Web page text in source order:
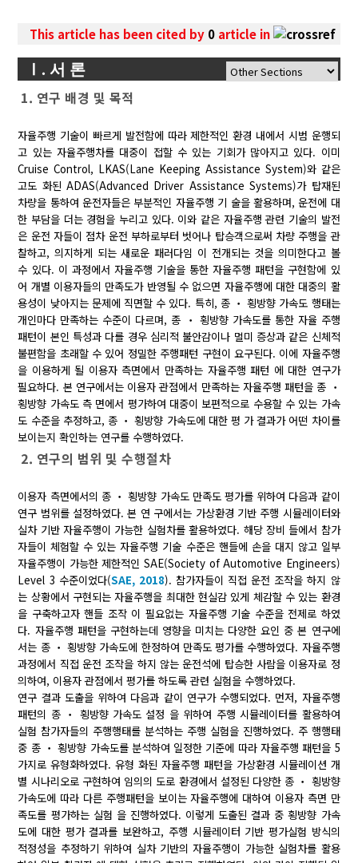
This article has been cited by 0 article in
Ⅰ. 서 론
1. 연구 배경 및 목적
자율주행 기술이 빠르게 발전함에 따라 제한적인 환경 내에서 시범 운행되
고 있는 자율주행차를 대중이 접할 수 있는 기회가 많아지고 있다. 이미
Cruise Control, LKAS(Lane Keeping Assistance System)와 같은
고도 화된 ADAS(Advanced Driver Assistance Systems)가 탑재된
차량을 통하여 운전자들은 부분적인 자율주행 기 술을 활용하며, 운전에 대
한 부담을 더는 경험을 누리고 있다. 이와 같은 자율주행 관련 기술의 발전
은 운전 자들이 점차 운전 부하로부터 벗어나 탑승객으로써 차량 주행을 관
찰하고, 의지하게 되는 새로운 패러다임 이 전개되는 것을 의미한다고 볼
수 있다. 이 과정에서 자율주행 기술을 통한 자율주행 패턴을 구현함에 있
어 개별 이용자들의 만족도가 반영될 수 없으면 자율주행에 대한 대중의 활
용성이 낮아지는 문제에 직면할 수 있다. 특히, 종 ‧ 횡방향 가속도 행태는
개인마다 만족하는 수준이 다르며, 종 ‧ 횡방향 가속도를 통한 자율 주행
패턴이 본인 특성과 다를 경우 심리적 불안감이나 멀미 증상과 같은 신체적
불편함을 초래할 수 있어 정밀한 주행패턴 구현이 요구된다. 이에 자율주행
을 이용하게 될 이용자 측면에서 만족하는 자율주행 패턴 에 대한 연구가
필요하다. 본 연구에서는 이용자 관점에서 만족하는 자율주행 패턴을 종 ‧
횡방향 가속도 측 면에서 평가하여 대중이 보편적으로 수용할 수 있는 가속
도 수준을 추정하고, 종 ‧ 횡방향 가속도에 대한 평 가 결과가 어떤 차이를
보이는지 확인하는 연구를 수행하였다.
2. 연구의 범위 및 수행절차
이용자 측면에서의 종 ‧ 횡방향 가속도 만족도 평가를 위하여 다음과 같이
연구 범위를 설정하였다. 본 연 구에서는 가상환경 기반 주행 시뮬레이터와
실차 기반 자율주행이 가능한 실험차를 활용하였다. 해당 장비 들에서 참가
자들이 체험할 수 있는 자율주행 기술 수준은 핸들에 손을 대지 않고 일부
자율주행이 가능한 제한적인 SAE(Society of Automotive Engineers)
Level 3 수준이었다(SAE, 2018). 참가자들이 직접 운전 조작을 하지 않
는 상황에서 구현되는 자율주행을 최대한 현실감 있게 체감할 수 있는 환경
을 구축하고자 핸들 조작 이 필요없는 자율주행 기술 수준을 전제로 하였
다. 자율주행 패턴을 구현하는데 영향을 미치는 다양한 요인 중 본 연구에
서는 종 ‧ 횡방향 가속도에 한정하여 만족도 평가를 수행하였다. 자율주행
과정에서 직접 운전 조작을 하지 않는 운전석에 탑승한 사람을 이용자로 정
의하여, 이용자 관점에서 평가를 하도록 관련 실험을 수행하였다.
연구 결과 도출을 위하여 다음과 같이 연구가 수행되었다. 먼저, 자율주행
패턴의 종 ‧ 횡방향 가속도 설정 을 위하여 주행 시뮬레이터를 활용하여
실험 참가자들의 주행행태를 분석하는 주행 실험을 진행하였다. 주 행행태
중 종 ‧ 횡방향 가속도를 분석하여 일정한 기준에 따라 자율주행 패턴을 5
가지로 유형화하였다. 유형 화된 자율주행 패턴을 가상환경 시뮬레이션 개
별 시나리오로 구현하여 임의의 도로 환경에서 설정된 다양한 종 ‧ 횡방향
가속도에 따라 다른 주행패턴을 보이는 자율주행에 대하여 이용자 측면 만
족도를 평가하는 실험 을 진행하였다. 이렇게 도출된 결과 중 횡방향 가속
도에 대한 평가 결과를 보완하고, 주행 시뮬레이터 기반 평가실험 방식의
적정성을 추정하기 위하여 실차 기반의 자율주행이 가능한 실험차를 활용